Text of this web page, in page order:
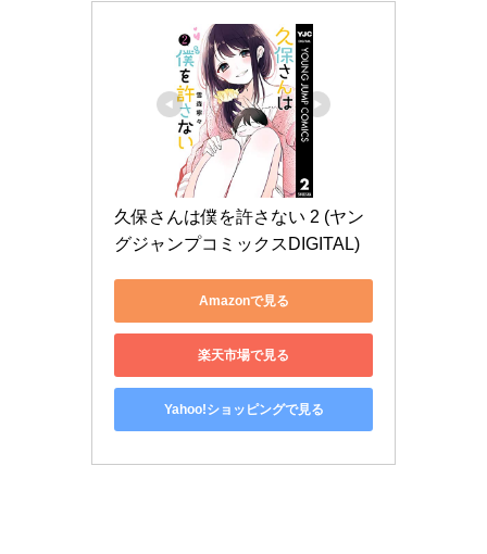
久保さんは僕を許さない 2 (ヤン
グジャンプコミックスDIGITAL)
Amazonで見る
楽天市場で見る
Yahoo!ショッピングで見る